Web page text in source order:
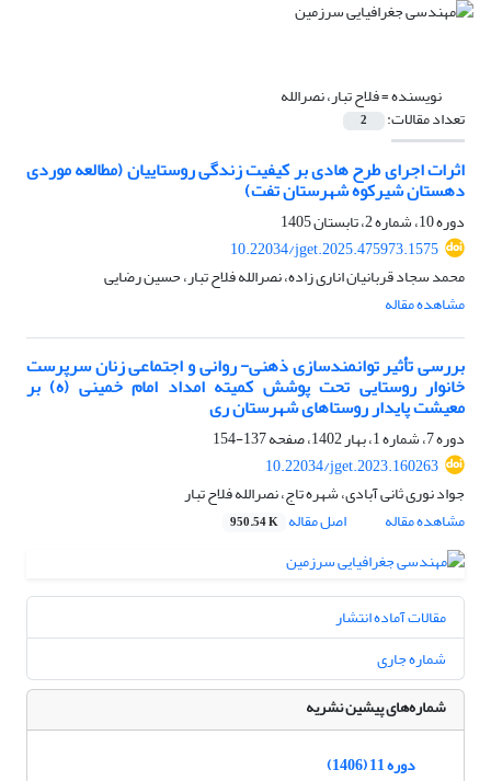
نویسنده =فلاح تبار، نصرالله
تعداد مقالات: 2
اثرات اجرای طرح هادی بر کیفیت زندگی روستاییان (مطالعه موردی
دهستان شیرکوه شهرستان تفت)
دوره 10، شماره 2، تابستان 1405
10.22034/jget.2025.475973.1575
محمد سجاد قربانیان اناری زاده، نصرالله فلاح تبار، حسین رضایی
مشاهده مقاله
بررسی تأثیر توانمندسازی ذهنی- روانی و اجتماعی زنان سرپرست
خانوار روستایی تحت پوشش کمیته امداد امام خمینی (ه) بر
معیشت پایدار روستاهای شهرستان ری
دوره 7، شماره 1، بهار 1402، صفحه
137-154
10.22034/jget.2023.160263
جواد نوری ثانی آبادی، شهره تاج، نصرالله فلاح تبار
مشاهده مقاله
اصل مقاله 950.54 K
مقالات آماده انتشار
شماره جاری
شماره‌های پیشین نشریه
دوره 11 (1406)